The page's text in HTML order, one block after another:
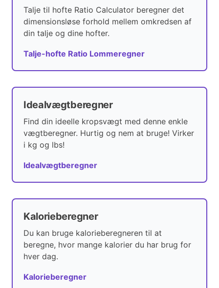
Talje til hofte Ratio Calculator beregner det
dimensionsløse forhold mellem omkredsen af
din talje og dine hofter.
Talje-hofte Ratio Lommeregner
Idealvægtberegner
Find din ideelle kropsvægt med denne enkle
vægtberegner. Hurtig og nem at bruge! Virker
i kg og lbs!
Idealvægtberegner
Kalorieberegner
Du kan bruge kalorieberegneren til at
beregne, hvor mange kalorier du har brug for
hver dag.
Kalorieberegner